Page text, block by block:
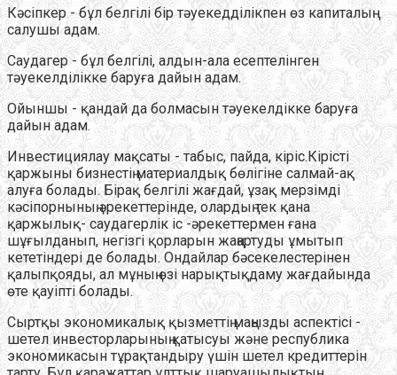
Кәсіпкер - бұл белгілі бір тәуекедділікпен өз капиталың
салушы адам.
Саудагер - бұл белгілі, алдын-ала есептелінген
тәуекелділікке баруға дайын адам.
Ойыншы - қандай да болмасын тәуекелдікке баруға
дайын адам.
Инвестициялау мақсаты - табыс, пайда, кіріс.Кірісті
қаржыны бизнестің материалдық бөлігіне салмай-ақ
алуға болады. Бірақ белгілі жағдай, ұзақ мерзімді
кәсіпорнының әрекеттерінде, олардың тек қана
қаржылық- саудагерлік іс -әрекеттермен ғана
шұғылданып, негізгі қорларын жаңартуды ұмытып
кететіндері де болады. Ондайлар бәсекелестерінен
қалыпқояды, ал мұның өзі нарықтықдаму жағдайында
өте қауіпті болады.
Сыртқы экономикалық қызметтің маңызды аспектісі -
шетел инвесторларының қатысуы және республика
экономикасын тұрақтандыру үшін шетел кредиттерін